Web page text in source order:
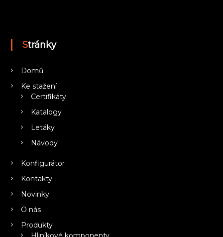
Stránky
Domů
Ke stažení
Certifikáty
Katalogy
Letáky
Návody
Konfigurátor
Kontakty
Novinky
O nás
Produkty